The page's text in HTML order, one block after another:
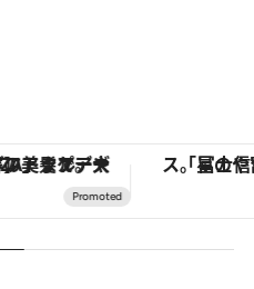
フトまで。大人のための「ReFa GINZA」クルーズ